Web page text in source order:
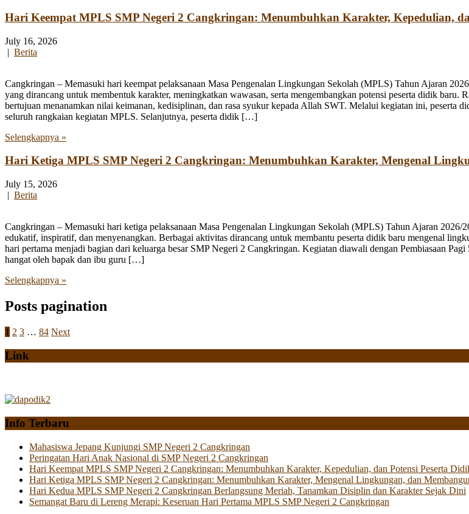
Hari Keempat MPLS SMP Negeri 2 Cangkringan: Menumbuhkan Karakter, Kepedulian,
July 16, 2026
| Berita
Cangkringan – Memasuki hari keempat pelaksanaan Masa Pengenalan Lingkungan Sekolah (MPLS) Tahun Ajaran
yang dirancang untuk membentuk karakter, meningkatkan wawasan, serta mengembangkan potensi peserta didik
bertujuan menanamkan nilai keimanan, kedisiplinan, dan rasa syukur kepada Allah SWT. Melalui kegiatan ini, peserta
seluruh rangkaian kegiatan MPLS. Selanjutnya, peserta didik […]
Selengkapnya »
Hari Ketiga MPLS SMP Negeri 2 Cangkringan: Menumbuhkan Karakter, Mengenal
July 15, 2026
| Berita
Cangkringan – Memasuki hari ketiga pelaksanaan Masa Pengenalan Lingkungan Sekolah (MPLS) Tahun Ajaran
edukatif, inspiratif, dan menyenangkan. Berbagai aktivitas dirancang untuk membantu peserta didik baru mengenal
hari pertama menjadi bagian dari keluarga besar SMP Negeri 2 Cangkringan. Kegiatan diawali dengan Pembiasaan
hangat oleh bapak dan ibu guru […]
Selengkapnya »
Posts pagination
1 2 3 … 84 Next
Link
Info Terbaru
Mahasiswa Jepang Kunjungi SMP Negeri 2 Cangkringan
Peringatan Hari Anak Nasional di SMP Negeri 2 Cangkringan
Hari Keempat MPLS SMP Negeri 2 Cangkringan: Menumbuhkan Karakter, Kepedulian, dan Potensi Peserta
Hari Ketiga MPLS SMP Negeri 2 Cangkringan: Menumbuhkan Karakter, Mengenal Lingkungan, dan
Hari Kedua MPLS SMP Negeri 2 Cangkringan Berlangsung Meriah, Tanamkan Disiplin dan Karakter Sejak Dini
Semangat Baru di Lereng Merapi: Keseruan Hari Pertama MPLS SMP Negeri 2 Cangkringan